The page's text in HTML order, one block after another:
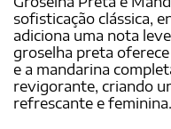
sofisticação clássica,
adiciona uma nota
groselha preta
e a mandarina
revigorante, criando
refrescante e feminina.